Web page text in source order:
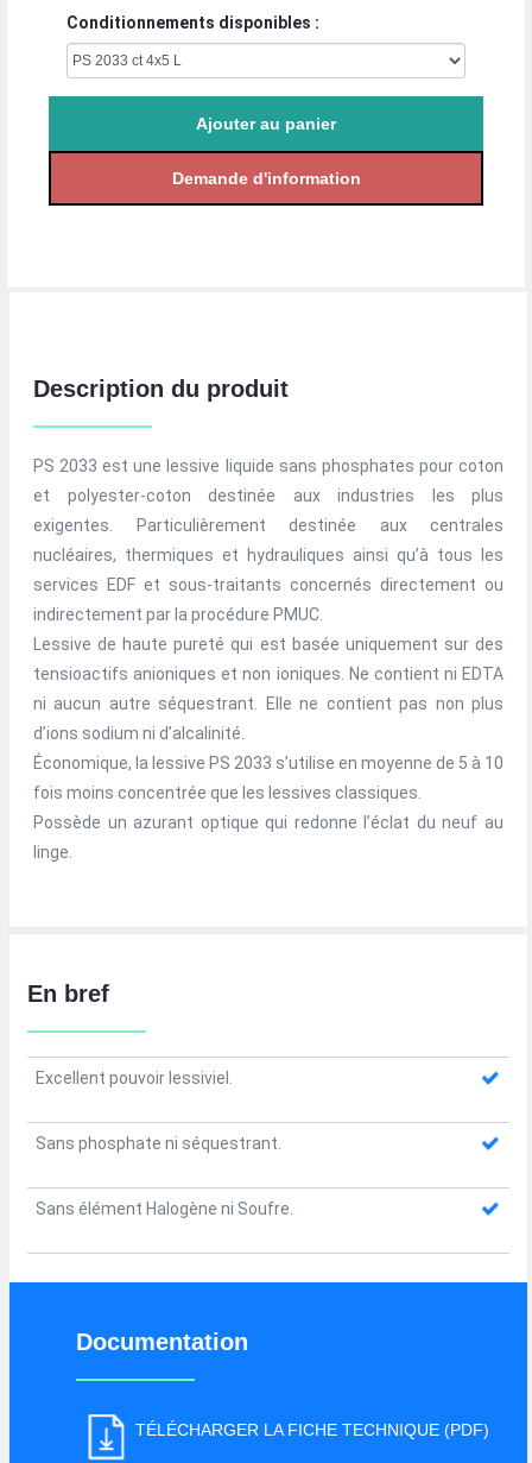
Conditionnements disponibles :
Description du produit
PS 2033 est une lessive liquide sans phosphates pour coton
et polyester-coton destinée aux industries les plus
exigentes. Particulièrement destinée aux centrales
nucléaires, thermiques et hydrauliques ainsi qu’à tous les
services EDF et sous-traitants concernés directement ou
indirectement par la procédure PMUC.
Lessive de haute pureté qui est basée uniquement sur des
tensioactifs anioniques et non ioniques. Ne contient ni EDTA
ni aucun autre séquestrant. Elle ne contient pas non plus
d’ions sodium ni d’alcalinité.
Économique, la lessive PS 2033 s’utilise en moyenne de 5 à 10
fois moins concentrée que les lessives classiques.
Possède un azurant optique qui redonne l’éclat du neuf au
linge.
En bref
Excellent pouvoir lessiviel.
Sans phosphate ni séquestrant.
Sans élément Halogène ni Soufre.
Documentation
TÉLÉCHARGER LA FICHE TECHNIQUE (PDF)